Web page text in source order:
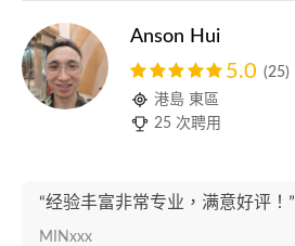
Anson Hui
5.0 (25)
港島 東區
25 次聘用
“经验丰富非常专业，满意好评！”
MINxxx